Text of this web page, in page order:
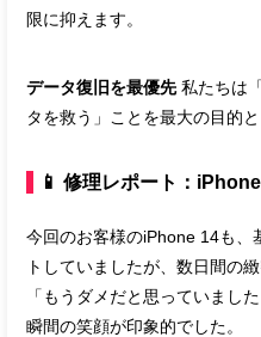
限に抑えます。
データ復旧を最優先私たちは
タを救う」ことを最大の目的と
📱 修理レポート：iPhone
今回のお客様のiPhone 14も、
トしていましたが、数日間の
「もうダメだと思っていまし
瞬間の笑顔が印象的でした。